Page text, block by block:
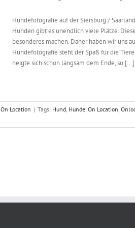
Hundefotografie auf der Siersburg /
Hunden gibt es unendlich viele Plätze.
besonderes machen. Daher haben wir uns
Hundefotografie steht der Spaß für die
neigte sich schon langsam dem Ende, so [...]
On Location | Tags: Hund, Hunde, On Location,